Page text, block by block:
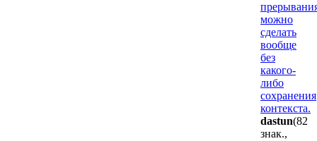
можно
сделать
вообще
без
какого-
либо
сохранения
контекста.
dastun(82
знак.,